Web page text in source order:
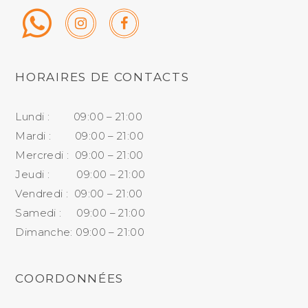
HORAIRES DE CONTACTS
Lundi : 09:00 – 21:00
Mardi : 09:00 – 21:00
Mercredi : 09:00 – 21:00
Jeudi : 09:00 – 21:00
Vendredi : 09:00 – 21:00
Samedi : 09:00 – 21:00
Dimanche: 09:00 – 21:00
COORDONNÉES